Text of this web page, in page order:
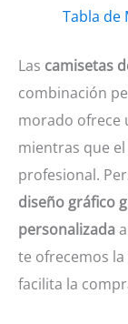
blancoTabla de
Las camisetas
combinación
morado ofrece
mientras que
profesional.
diseño gráfico
personalizada
te ofrecemos
facilita la